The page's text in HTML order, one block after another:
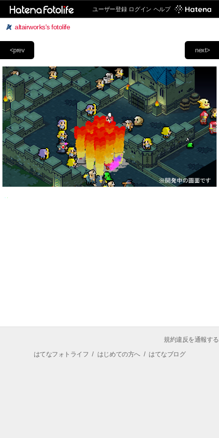
ユーザー登録 ログイン ヘルプ
altairworks's fotolife
next>
<prev
規約違反を通報する
はてなフォトライフ / はじめての方へ/ はてなブログ